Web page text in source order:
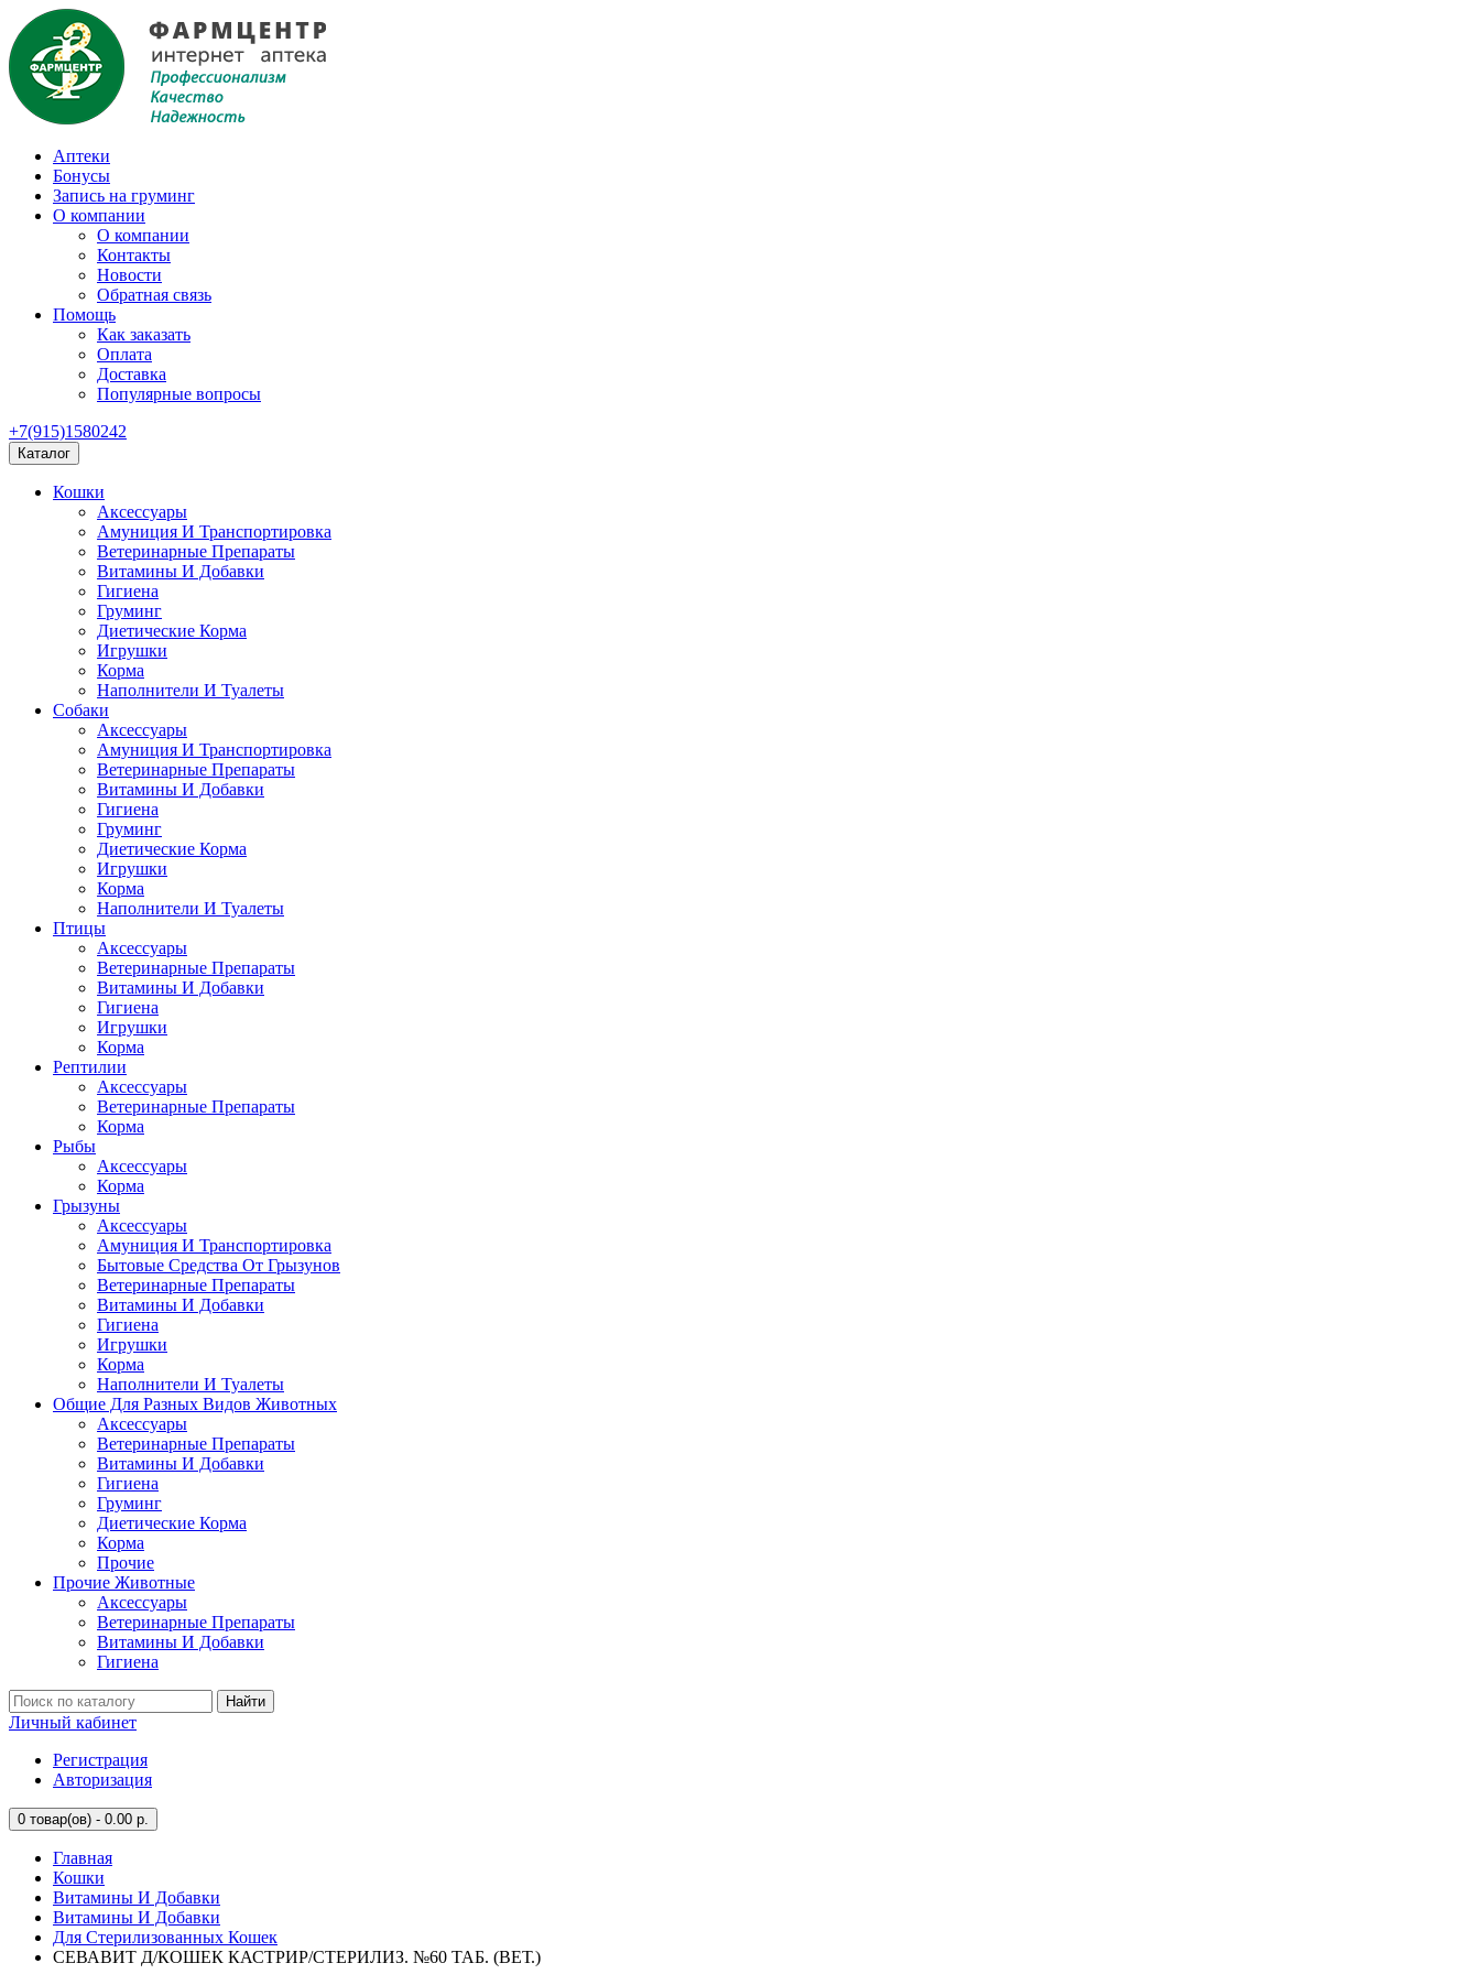
Аптеки
Бонусы
Запись на груминг
О компании
О компании
Контакты
Новости
Обратная связь
Помощь
Как заказать
Оплата
Доставка
Популярные вопросы
+7(915)1580242
Каталог
Кошки
Аксессуары
Амуниция И Транспортировка
Ветеринарные Препараты
Витамины И Добавки
Гигиена
Груминг
Диетические Корма
Игрушки
Корма
Наполнители И Туалеты
Собаки
Аксессуары
Амуниция И Транспортировка
Ветеринарные Препараты
Витамины И Добавки
Гигиена
Груминг
Диетические Корма
Игрушки
Корма
Наполнители И Туалеты
Птицы
Аксессуары
Ветеринарные Препараты
Витамины И Добавки
Гигиена
Игрушки
Корма
Рептилии
Аксессуары
Ветеринарные Препараты
Корма
Рыбы
Аксессуары
Корма
Грызуны
Аксессуары
Амуниция И Транспортировка
Бытовые Средства От Грызунов
Ветеринарные Препараты
Витамины И Добавки
Гигиена
Игрушки
Корма
Наполнители И Туалеты
Общие Для Разных Видов Животных
Аксессуары
Ветеринарные Препараты
Витамины И Добавки
Гигиена
Груминг
Диетические Корма
Корма
Прочие
Прочие Животные
Аксессуары
Ветеринарные Препараты
Витамины И Добавки
Гигиена
Найти
Личный кабинет
Регистрация
Авторизация
0 товар(ов) - 0.00 р.
Главная
Кошки
Витамины И Добавки
Витамины И Добавки
Для Стерилизованных Кошек
СЕВАВИТ Д/КОШЕК КАСТРИР/СТЕРИЛИЗ. №60 ТАБ. (ВЕТ.)